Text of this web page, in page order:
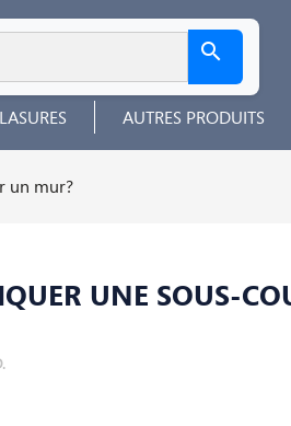

AUTRES PRODUITS
un mur?
UNE SOUS-